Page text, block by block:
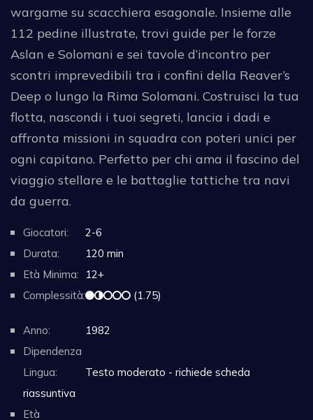
wargame su scacchiera esagonale. Insieme alle
112 pedine illustrate, trovi guide per le forze
Aslan e Solomani e sei tavole d’incontro per
scontri imprevedibili tra i confini della Reaver’s
Deep o lungo la Rima Solomani. Costruisci la tua
flotta, nascondi i tuoi segreti, lancia i dadi e
affronta missioni in squadra con poteri unici per
ogni capitano. Perfetto per chi ama il fascino del
viaggio stellare e le battaglie tattiche tra navi
da guerra.
Giocatori:
2-6
Durata:
120 min
Età Minima:
12+
Complessità:
(1.75)
Anno:
1982
Dipendenza
Lingua:
Testo moderato - richiede scheda
riassuntiva
Età